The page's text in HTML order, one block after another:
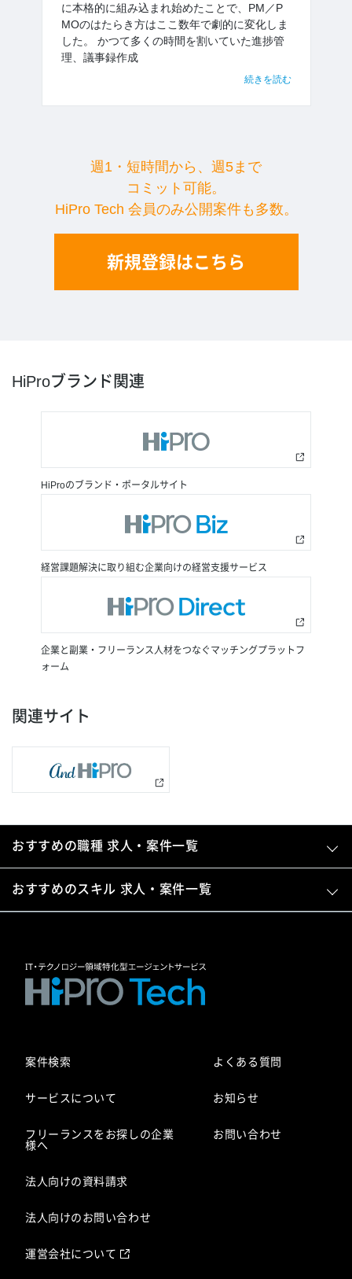
に本格的に組み込まれ始めたことで、PM／P
MOのはたらき方はここ数年で劇的に変化しま
した。 かつて多くの時間を割いていた進捗管
理、議事録作成
続きを読む
週1・短時間から、週5まで
コミット可能。
HiPro Tech 会員のみ公開案件も多数。
新規登録はこちら
HiProブランド関連
HiProのブランド・ポータルサイト
経営課題解決に取り組む企業向けの経営支援サービス
企業と副業・フリーランス人材をつなぐマッチングプラットフ
ォーム
関連サイト
おすすめの職種 求人・案件一覧
おすすめのスキル 求人・案件一覧
案件検索
サービスについて
フリーランスをお探しの企業
様へ
法人向けの資料請求
法人向けのお問い合わせ
よくある質問
お知らせ
お問い合わせ
運営会社について